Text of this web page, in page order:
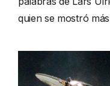
quien se mostró